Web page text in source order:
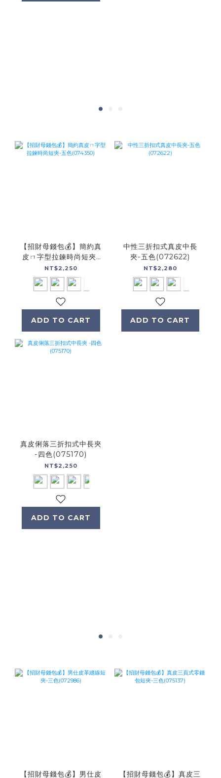
【招財母錢包💰】簡約真
皮ㄇ字型拉鍊時尚短夾-
五色(074350)
NT$2,250
ADD TO CART
中性三折扣式真皮中長
夾-五色(072622)
NT$2,280
ADD TO CART
真皮俐落三折扣式中長夾
-四色(075170)
NT$2,250
ADD TO CART
【招財母錢包💰】男仕皮 【招財母錢包💰】真皮三